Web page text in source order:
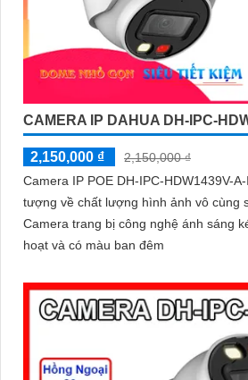
CAMERA IP DAHUA DH-IPC-
2,150,000 ₫
2,150,000 ₫
Camera IP POE DH-IPC-HDW1439V-
tượng về chất lượng hình ảnh vô cùng
Camera trang bị công nghệ ánh sáng
hoạt và có màu ban đêm